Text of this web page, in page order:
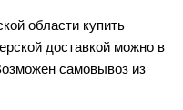
области купить
доставкой можно в
самовывоз из